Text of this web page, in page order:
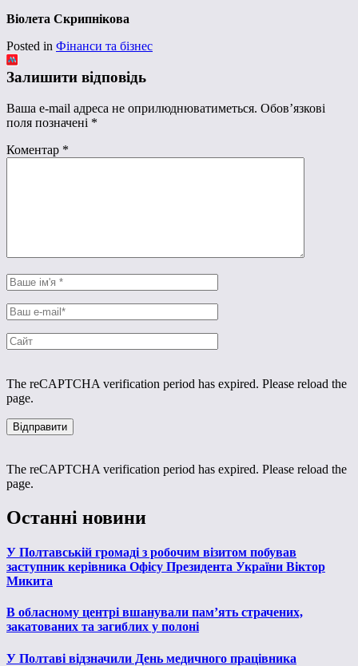
Віолета Скрипнікова
Posted in Фінанси та бізнес
Залишити відповідь
Ваша e-mail адреса не оприлюднюватиметься. Обов’язкові
поля позначені *
Коментар *
The reCAPTCHA verification period has expired. Please reload the
page.
The reCAPTCHA verification period has expired. Please reload the
page.
Останні новини
У Полтавській громаді з робочим візитом побував
заступник керівника Офісу Президента України Віктор
Микита
В обласному центрі вшанували пам’ять страчених,
закатованих та загиблих у полоні
У Полтаві відзначили День медичного працівника